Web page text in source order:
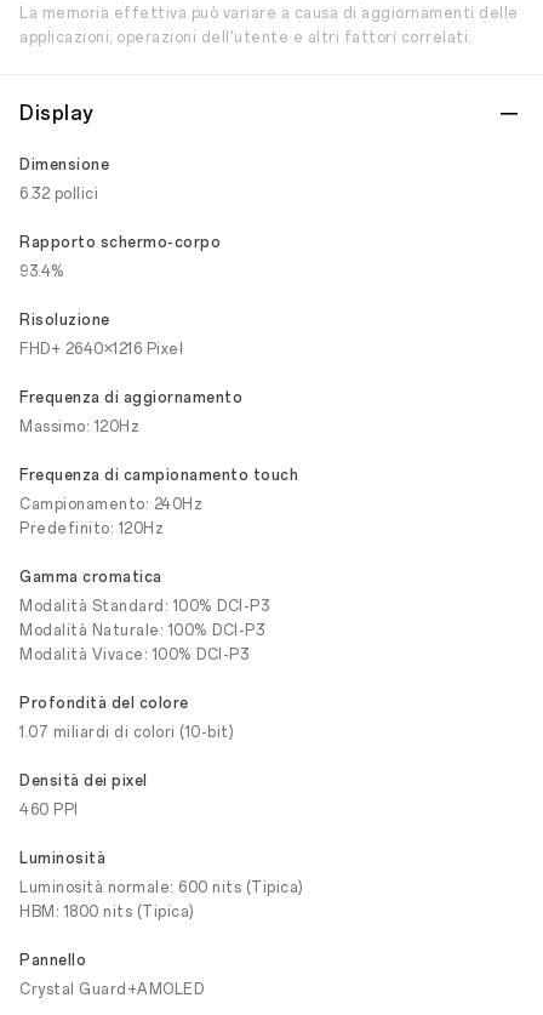
La memoria effettiva può variare a causa di aggiornamenti delle
applicazioni, operazioni dell'utente e altri fattori correlati.
Display
Dimensione
6.32 pollici
Rapporto schermo-corpo
93.4%
Risoluzione
FHD+ 2640×1216 Pixel
Frequenza di aggiornamento
Massimo: 120Hz
Frequenza di campionamento touch
Campionamento: 240Hz
Predefinito: 120Hz
Gamma cromatica
Modalità Standard: 100% DCI-P3
Modalità Naturale: 100% DCI-P3
Modalità Vivace: 100% DCI-P3
Profondità del colore
1.07 miliardi di colori (10-bit)
Densità dei pixel
460 PPI
Luminosità
Luminosità normale: 600 nits (Tipica)
HBM: 1800 nits (Tipica)
Pannello
Crystal Guard+AMOLED